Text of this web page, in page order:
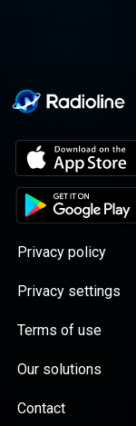
Privacy policy
Privacy settings
Terms of use
Our solutions
Contact